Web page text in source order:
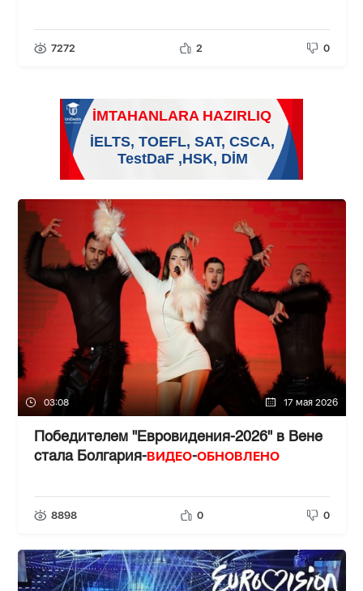
7272 2 0
03:08 17 мая 2026
Победителем "Евровидения-2026" в Вене
стала Болгария-ВИДЕО-ОБНОВЛЕНО
8898 0 0